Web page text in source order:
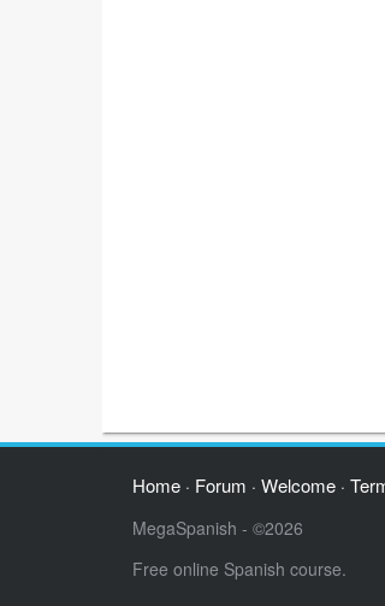
Home· Forum · Welcome·
MegaSpanish - ©2026
Free online Spanish course.